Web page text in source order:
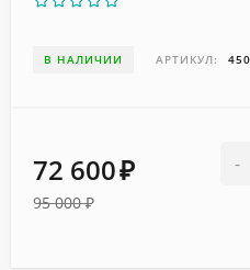
В НАЛИЧИИ АРТИКУЛ:
72 600₽
95 000 ₽
-